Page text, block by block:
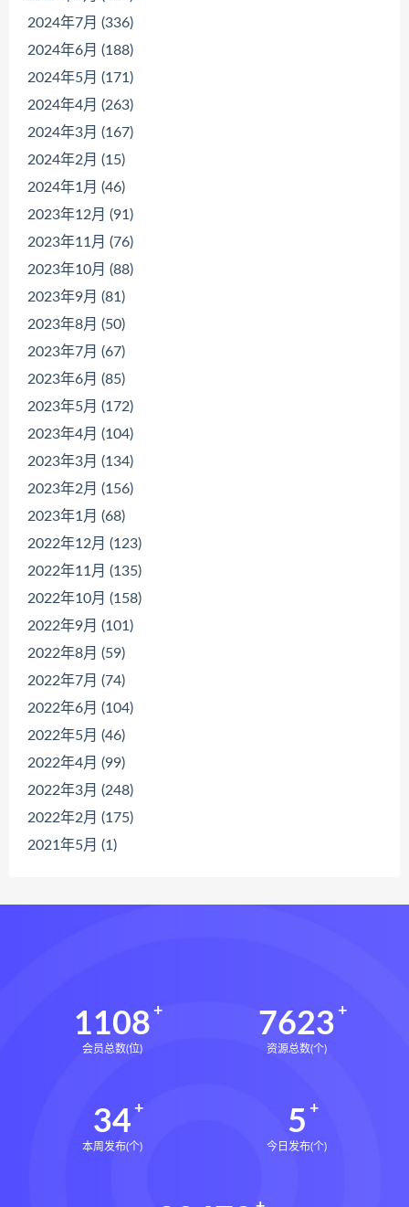
2024年7月 (336)
2024年6月 (188)
2024年5月 (171)
2024年4月 (263)
2024年3月 (167)
2024年2月 (15)
2024年1月 (46)
2023年12月 (91)
2023年11月 (76)
2023年10月 (88)
2023年9月 (81)
2023年8月 (50)
2023年7月 (67)
2023年6月 (85)
2023年5月 (172)
2023年4月 (104)
2023年3月 (134)
2023年2月 (156)
2023年1月 (68)
2022年12月 (123)
2022年11月 (135)
2022年10月 (158)
2022年9月 (101)
2022年8月 (59)
2022年7月 (74)
2022年6月 (104)
2022年5月 (46)
2022年4月 (99)
2022年3月 (248)
2022年2月 (175)
2021年5月 (1)
1108
会员总数(位)
7623
资源总数(个)
34
本周发布(个)
5
今日发布(个)